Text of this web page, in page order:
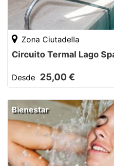
Zona Ciutadella
Circuito Termal Lago
Desde 25,00 €
Bienestar